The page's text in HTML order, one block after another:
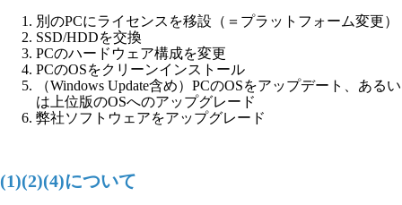
別のPCにライセンスを移設（＝プラットフォーム変更）
SSD/HDDを交換
PCのハードウェア構成を変更
PCのOSをクリーンインストール
（Windows Update含め）PCのOSをアップデート、あるい
は上位版のOSへのアップグレード
弊社ソフトウェアをアップグレード
(1)(2)(4)について